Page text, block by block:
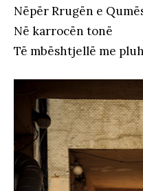
Nëpër Rrugën e
Në karrocën tonë
Të mbështjellë me